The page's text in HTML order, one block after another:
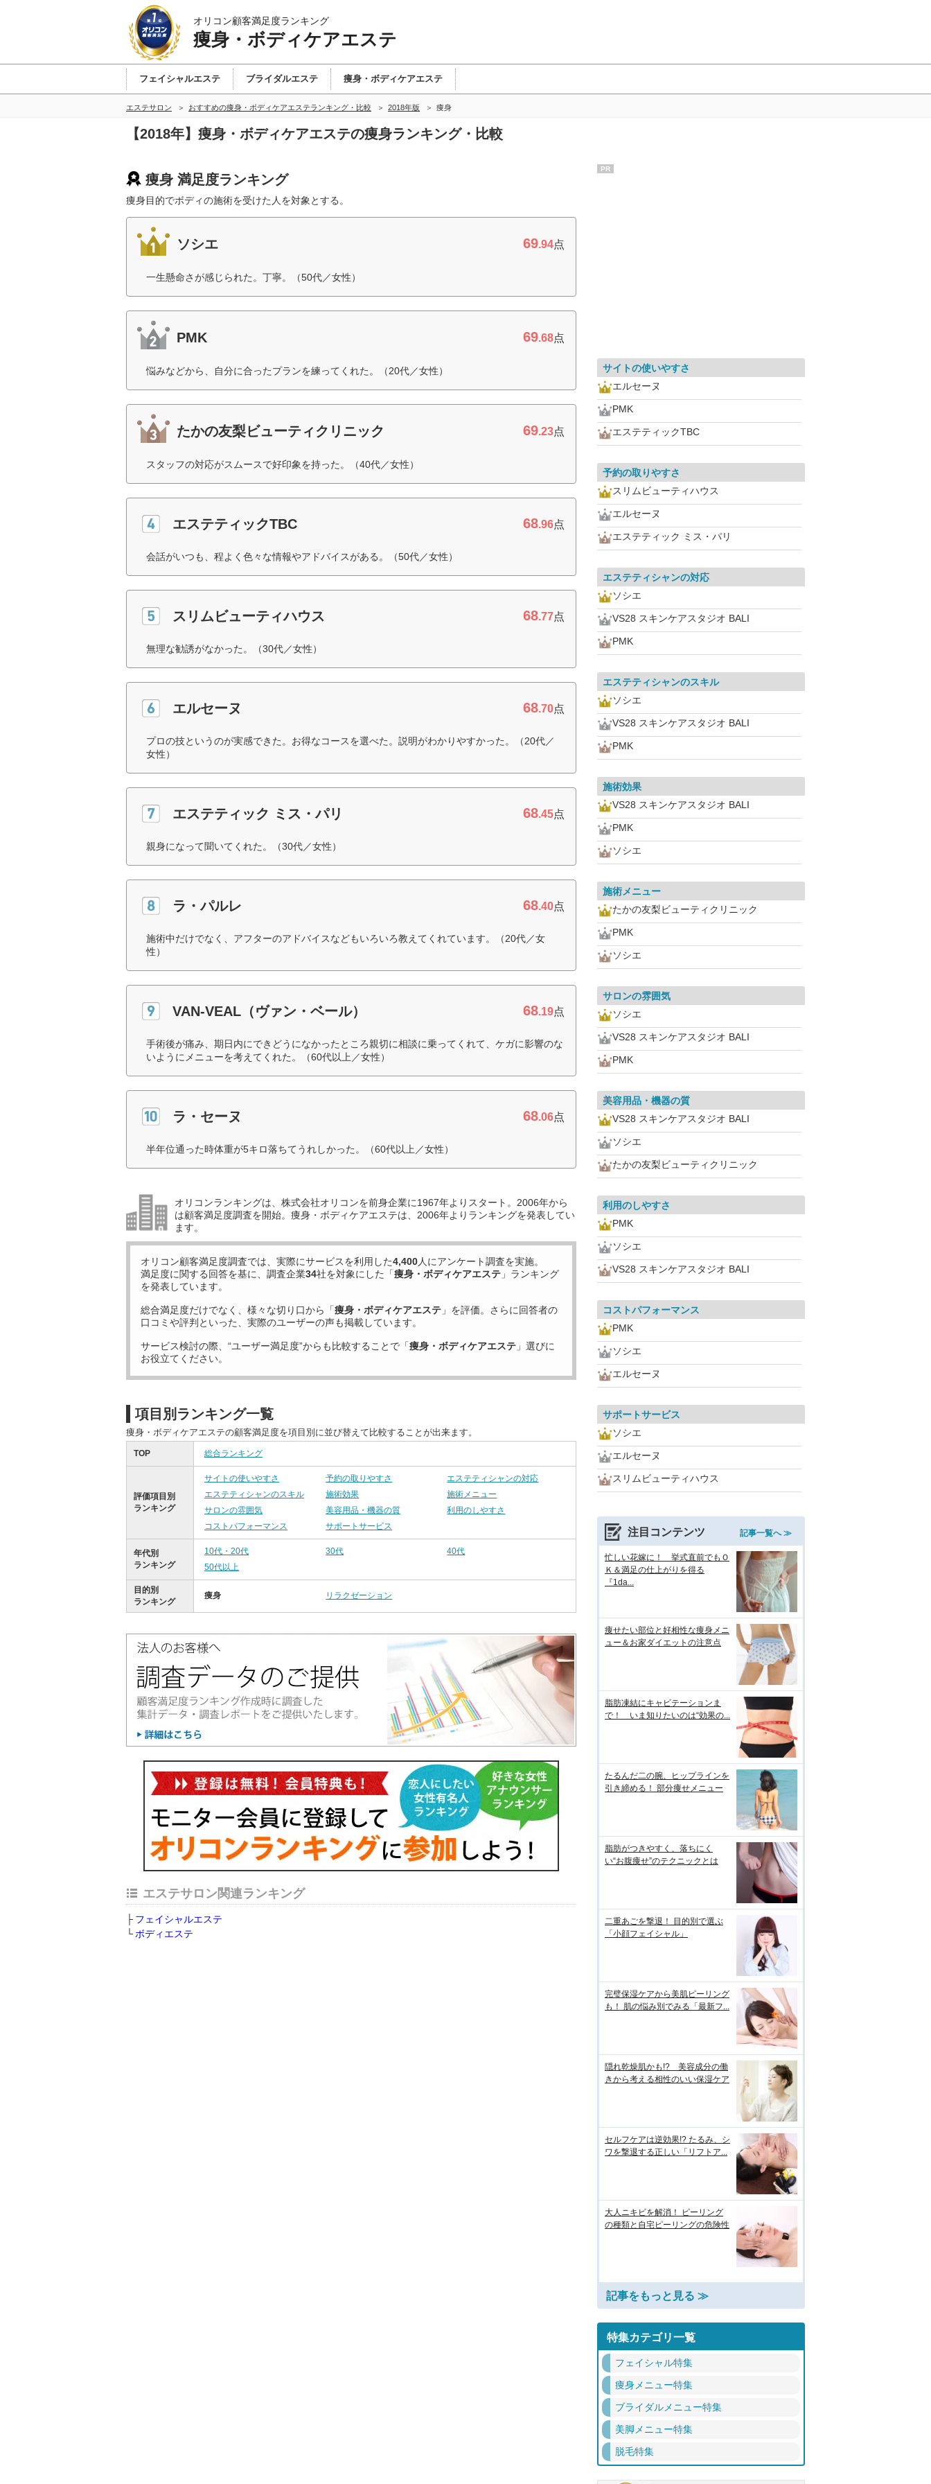
オリコン顧客満足度ランキング
痩身・ボディケアエステ
フェイシャルエステ ブライダルエステ 痩身・ボディケアエステ
エステサロン おすすめの痩身・ボディケアエステランキング・比較 2018年版 痩身
【2018年】痩身・ボディケアエステの痩身ランキング・比較
痩身 満足度ランキング
痩身目的でボディの施術を受けた人を対象とする。
ソシエ 69.94点
一生懸命さが感じられた。丁寧。（50代／女性）
PMK 69.68点
悩みなどから、自分に合ったプランを練ってくれた。（20代／女性）
たかの友梨ビューティクリニック 69.23点
スタッフの対応がスムースで好印象を持った。（40代／女性）
エステティックTBC 68.96点
会話がいつも、程よく色々な情報やアドバイスがある。（50代／女性）
スリムビューティハウス 68.77点
無理な勧誘がなかった。（30代／女性）
エルセーヌ 68.70点
プロの技というのが実感できた。お得なコースを選べた。説明がわかりやすかった。（20代／
女性）
エステティック ミス・パリ 68.45点
親身になって聞いてくれた。（30代／女性）
ラ・パルレ 68.40点
施術中だけでなく、アフターのアドバイスなどもいろいろ教えてくれています。（20代／女
性）
VAN-VEAL（ヴァン・ベール） 68.19点
手術後が痛み、期日内にできどうになかったところ親切に相談に乗ってくれて、ケガに影響のな
いようにメニューを考えてくれた。（60代以上／女性）
ラ・セーヌ 68.06点
半年位通った時体重が5キロ落ちてうれしかった。（60代以上／女性）
オリコンランキングは、株式会社オリコンを前身企業に1967年よりスタート。2006年から
は顧客満足度調査を開始。痩身・ボディケアエステは、2006年よりランキングを発表してい
ます。
オリコン顧客満足度調査では、実際にサービスを利用した4,400人にアンケート調査を実施。
満足度に関する回答を基に、調査企業34社を対象にした「痩身・ボディケアエステ 」ランキング
を発表しています。
総合満足度だけでなく、様々な切り口から「痩身・ボディケアエステ 」を評価。さらに回答者の
口コミや評判といった、実際のユーザーの声も掲載しています。
サービス検討の際、“ユーザー満足度”からも比較することで「痩身・ボディケアエステ 」選びに
お役立てください。
項目別ランキング一覧
痩身・ボディケアエステの顧客満足度を項目別に並び替えて比較することが出来ます。
TOP 総合ランキング
評価項目別
ランキング
サイトの使いやすさ 予約の取りやすさ
エステティシャンの対応
エステティシャンのスキル
施術効果
施術メニュー
サロンの雰囲気
美容用品・機器の質
利用のしやすさ
コストパフォーマンス
サポートサービス
年代別
ランキング
10代・20代 30代
40代
50代以上
目的別
ランキング
痩身 リラクゼーション
エステサロン関連ランキング
フェイシャルエステ
ボディエステ
PR
サイトの使いやすさ
エルセーヌ
PMK
エステティックTBC
予約の取りやすさ
スリムビューティハウス
エルセーヌ
エステティック ミス・パリ
エステティシャンの対応
ソシエ
VS28 スキンケアスタジオ BALI
PMK
エステティシャンのスキル
ソシエ
VS28 スキンケアスタジオ BALI
PMK
施術効果
VS28 スキンケアスタジオ BALI
PMK
ソシエ
施術メニュー
たかの友梨ビューティクリニック
PMK
ソシエ
サロンの雰囲気
ソシエ
VS28 スキンケアスタジオ BALI
PMK
美容用品・機器の質
VS28 スキンケアスタジオ BALI
ソシエ
たかの友梨ビューティクリニック
利用のしやすさ
PMK
ソシエ
VS28 スキンケアスタジオ BALI
コストパフォーマンス
PMK
ソシエ
エルセーヌ
サポートサービス
ソシエ
エルセーヌ
スリムビューティハウス
注目コンテンツ 記事一覧へ ≫
忙しい花嫁に！ 挙式直前でもＯ
Ｋ＆満足の仕上がりを得る
『1da...
痩せたい部位と好相性な痩身メニ
ュー＆お家ダイエットの注意点
脂肪凍結にキャビテーションま
で！ いま知りたいのは“効果の...
たるんだ二の腕、ヒップラインを
引き締める！ 部分痩せメニュー
脂肪がつきやすく、落ちにく
い“お腹痩せ”のテクニックとは
二重あごを撃退！ 目的別で選ぶ
「小顔フェイシャル」
完璧保湿ケアから美肌ピーリング
も！ 肌の悩み別でみる「最新フ...
隠れ乾燥肌かも!? 美容成分の働
きから考える相性のいい保湿ケア
セルフケアは逆効果!? たるみ、シ
ワを撃退する正しい「リフトア...
大人ニキビを解消！ ピーリング
の種類と自宅ピーリングの危険性
記事をもっと見る ≫
特集カテゴリ一覧
フェイシャル特集
痩身メニュー特集
ブライダルメニュー特集
美脚メニュー特集
脱毛特集